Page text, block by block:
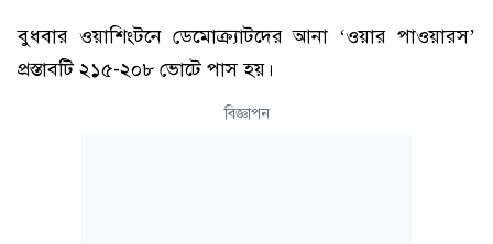
বুধবার ওয়াশিংটনে ডেমোক্র্যাটদের আনা ‘ওয়ার পাওয়ারস’
প্রস্তাবটি ২১৫-২০৮ ভোটে পাস হয়।
বিজ্ঞাপন